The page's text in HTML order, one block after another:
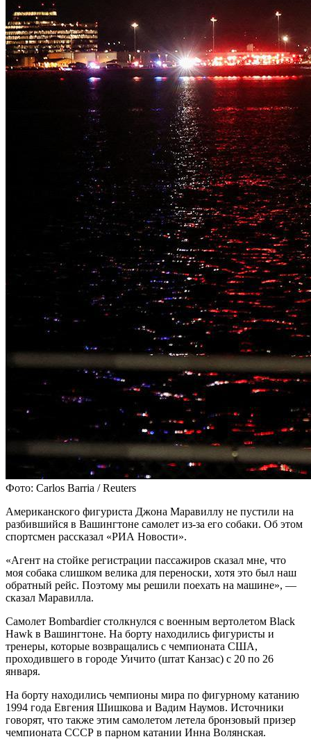
Фото: Carlos Barria / Reuters
Американского фигуриста Джона Маравиллу не пустили на
разбившийся в Вашингтоне самолет из-за его собаки. Об этом
спортсмен рассказал «РИА Новости».
«Агент на стойке регистрации пассажиров сказал мне, что
моя собака слишком велика для переноски, хотя это был наш
обратный рейс. Поэтому мы решили поехать на машине», —
сказал Маравилла.
Самолет Bombardier столкнулся с военным вертолетом Black
Hawk в Вашингтоне. На борту находились фигуристы и
тренеры, которые возвращались с чемпионата США,
проходившего в городе Уичито (штат Канзас) с 20 по 26
января.
На борту находились чемпионы мира по фигурному катанию
1994 года Евгения Шишкова и Вадим Наумов. Источники
говорят, что также этим самолетом летела бронзовый призер
чемпионата СССР в парном катании Инна Волянская.